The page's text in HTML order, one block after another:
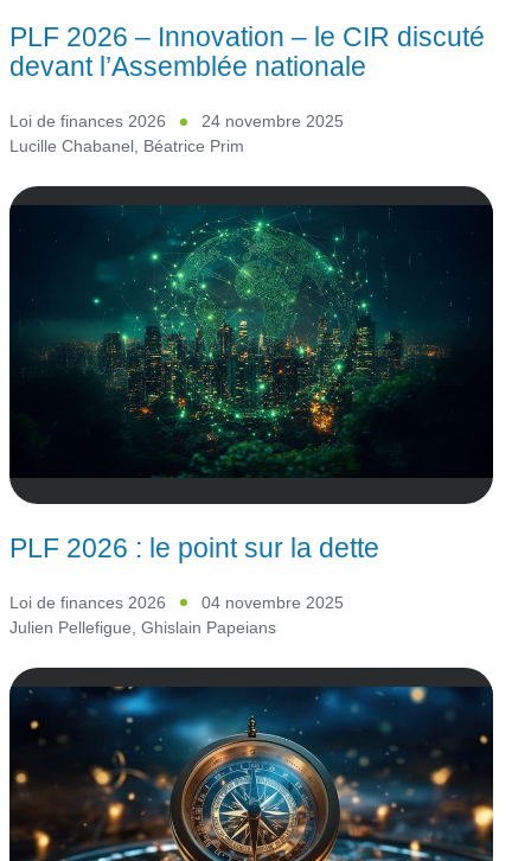
PLF 2026 – Innovation – le CIR discuté
devant l’Assemblée nationale
Loi de finances 2026
24 novembre 2025
Lucille Chabanel, Béatrice Prim
PLF 2026 : le point sur la dette
Loi de finances 2026
04 novembre 2025
Julien Pellefigue, Ghislain Papeians